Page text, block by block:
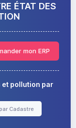
ÉTAT DES
mon ERP
et pollution par
Cadastre